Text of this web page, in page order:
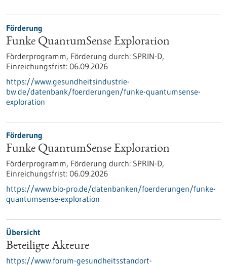
Förderung
Funke QuantumSense Exploration
Förderprogramm, Förderung durch: SPRIN-D,
Einreichungsfrist: 06.09.2026
https://www.gesundheitsindustrie-
bw.de/datenbank/foerderungen/funke-quantumsense-
exploration
Förderung
Funke QuantumSense Exploration
Förderprogramm, Förderung durch: SPRIN-D,
Einreichungsfrist: 06.09.2026
https://www.bio-pro.de/datenbanken/foerderungen/funke-
quantumsense-exploration
Übersicht
Beteiligte Akteure
https://www.forum-gesundheitsstandort-